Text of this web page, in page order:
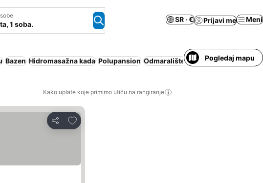
1 soba.
SR · € Prijavi me Meni
Bazen Hidromasažna kada Polupansion Odmaralište Zatvoreni bazen
Pogledaj mapu
Kako uplate koje primimo utiču na rangiranje
Deli
Dodati u favorite